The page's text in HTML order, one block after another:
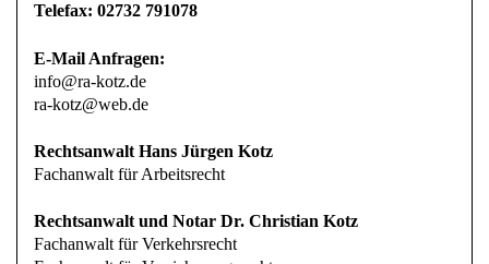
Telefax: 02732 791078
E-Mail Anfragen:
info@ra-kotz.de
ra-kotz@web.de
Rechtsanwalt Hans Jürgen Kotz
Fachanwalt für Arbeitsrecht
Rechtsanwalt und Notar Dr. Christian Kotz
Fachanwalt für Verkehrsrecht